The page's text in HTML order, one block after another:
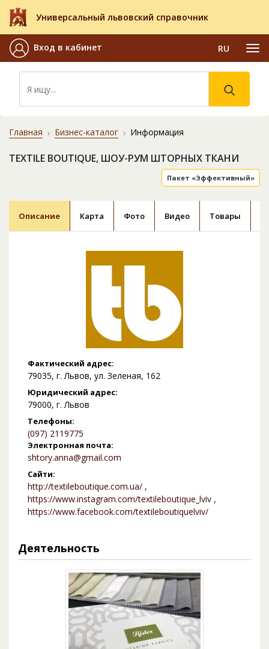
Универсальный львовский справочник
Вход в кабинет RU
Главная Бизнес-каталог Информация
TEXTILE BOUTIQUE, ШОУ-РУМ ШТОРНЫХ ТКАНИ
Пакет «Эффективный»
Описание Карта Фото Видео Товары
Фактический адрес:
79035, г. Львов, ул. Зеленая, 162
Юридический адрес:
79000, г. Львов
Телефоны:
(097) 2119775
Электронная почта:
shtory.anna@gmail.com
Сайти:
http://textileboutique.com.ua/ ,
https://www.instagram.com/textileboutique_lviv ,
https://www.facebook.com/textileboutiquelviv/
Деятельность